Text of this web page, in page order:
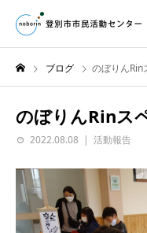
ブログ のぼりんRin
のぼりんRinス
2022.08.08 活動報告